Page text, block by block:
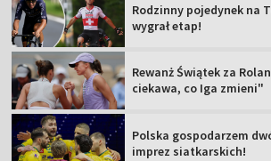
Rodzinny pojedynek na
wygrał etap!
Rewanż Świątek za
ciekawa, co Iga zmieni"
Polska gospodarzem
imprez siatkarskich!